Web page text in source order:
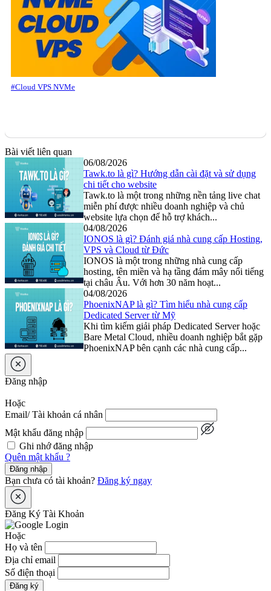
#Cloud VPS NVMe
Bài viết liên quan
06/08/2026
Tawk.to là gì? Hướng dẫn cài đặt và sử dụng
chi tiết cho website
Tawk.to là một trong những nền tảng live chat
miễn phí được nhiều doanh nghiệp và chủ
website lựa chọn để hỗ trợ khách...
04/08/2026
IONOS là gì? Đánh giá nhà cung cấp Hosting,
VPS và Cloud từ Đức
IONOS là một trong những nhà cung cấp
hosting, tên miền và hạ tầng đám mây nổi tiếng
tại châu Âu. Với hơn 30 năm hoạt...
04/08/2026
PhoenixNAP là gì? Tìm hiểu nhà cung cấp
Dedicated Server từ Mỹ
Khi tìm kiếm giải pháp Dedicated Server hoặc
Bare Metal Cloud, nhiều doanh nghiệp bắt gặp
PhoenixNAP bên cạnh các nhà cung cấp...
Đăng nhập
Hoặc
Email/ Tài khoản cá nhân
Mật khẩu đăng nhập
Ghi nhớ đăng nhập
Quên mật khẩu ?
Đăng nhập
Bạn chưa có tài khoản? Đăng ký ngay
Đăng Ký Tài Khoản
Hoặc
Họ và tên
Địa chỉ email
Số điện thoại
Đăng ký